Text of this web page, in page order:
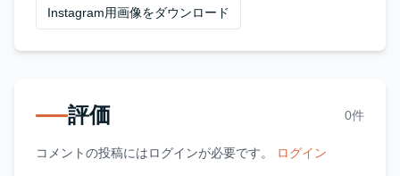
Instagram用画像をダウンロード
評価 0件
コメントの投稿にはログインが必要です。 ログイン